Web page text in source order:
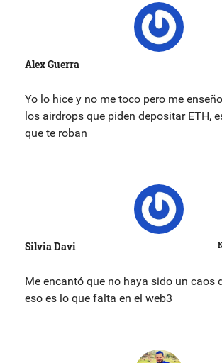
Alex Guerra
Yo lo hice y no me toco pero me
los airdrops que piden depositar ETH,
que te roban
Silvia Davi
Me encantó que no haya sido un caos
eso es lo que falta en el web3